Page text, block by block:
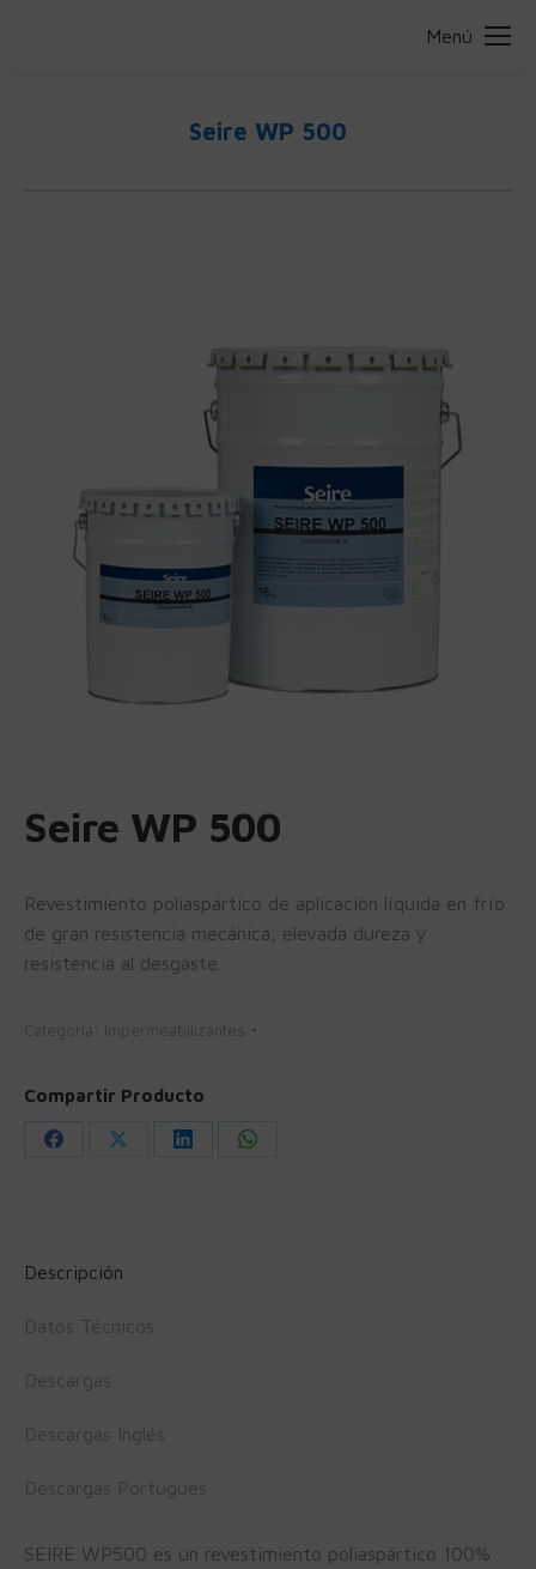
Menú
Seire WP 500
Seire WP 500
Revestimiento poliaspártico de aplicación líquida en frío
de gran resistencia mecánica, elevada dureza y
resistencia al desgaste.
Categoría: Impermeabilizantes
Compartir Producto
Share
Share
Share
Descripción
Datos Técnicos
Descargas
Descargas Inglés
Descargas Portugués
SEIRE WP500 es un revestimiento poliaspártico 100%